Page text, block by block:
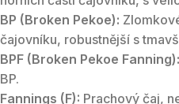
BP (Broken Pekoe):
čajovníku, robustnější s
BPF (Broken Pekoe Fanning):
BP.
Fannings (F): Prachový čaj,